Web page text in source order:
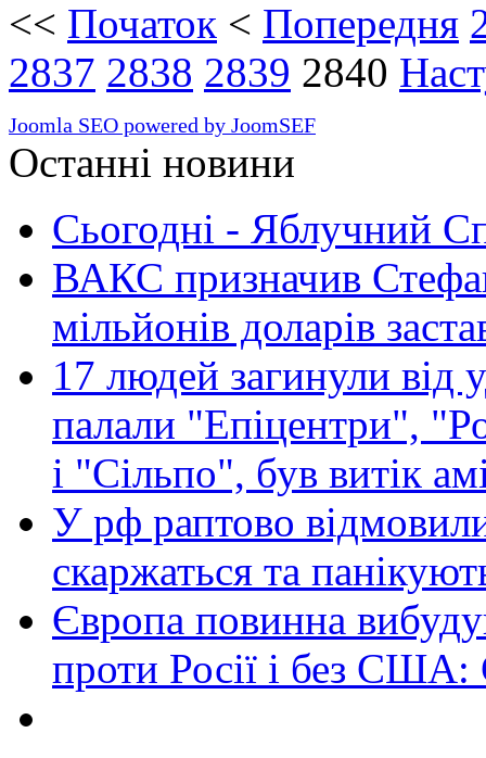
<< Початок < Попередня
2837 2838 2839 2840
Joomla SEO powered by JoomSEF
Останні новини
Сьогодні - Яблучний
ВАКС призначив
мільйонів доларів
17 людей загинули від
палали "Епіцентри",
і "Сільпо", був витік
У рф раптово
скаржаться та
Європа повинна
проти Росії і без США: